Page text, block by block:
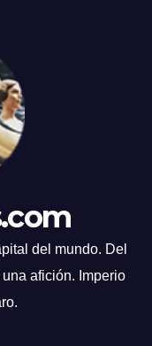
del mundo. Del
afición. Imperio